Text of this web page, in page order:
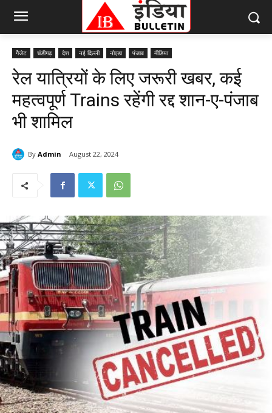
गैेजेट चंडीगढ़ देश नई दिल्ली नोएडा पंजाब मीडिया
रेल यात्रियों के लिए जरूरी खबर, कई
महत्वपूर्ण Trains रहेंगी रद्द शान-ए-पंजाब
भी शामिल
By Admin August 22, 2024